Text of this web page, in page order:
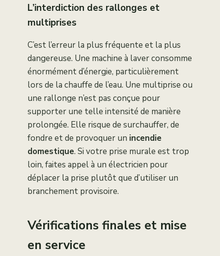
L’interdiction des rallonges et
multiprises
C’est l’erreur la plus fréquente et la plus
dangereuse. Une machine à laver consomme
énormément d’énergie, particulièrement
lors de la chauffe de l’eau. Une multiprise ou
une rallonge n’est pas conçue pour
supporter une telle intensité de manière
prolongée. Elle risque de surchauffer, de
fondre et de provoquer un incendie
domestique. Si votre prise murale est trop
loin, faites appel à un électricien pour
déplacer la prise plutôt que d’utiliser un
branchement provisoire.
Vérifications finales et mise
en service